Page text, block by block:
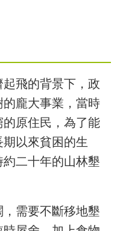
飛的背景下 ， 政
龐大事業 ， 當時
原住民 ， 為了能
以來貧困的生
二十年的山林墾
， 需要不斷移地墾